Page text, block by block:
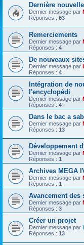
Dernière
Dernier message par
Réponses : 63
Remerciements
Dernier message par
Réponses : 4
De nouveaux
Dernier message par
Réponses : 4
Intégration de
l'encyclopédi
Dernier message par
Réponses : 4
Dans le bac a
Dernier message par
Réponses : 13
Développement
Dernier message par
Réponses : 1
Archives MEGA
Dernier message par
Réponses : 1
Avancement des
Dernier message par
Réponses : 3
Créer un projet
Dernier message par
Réponses : 13